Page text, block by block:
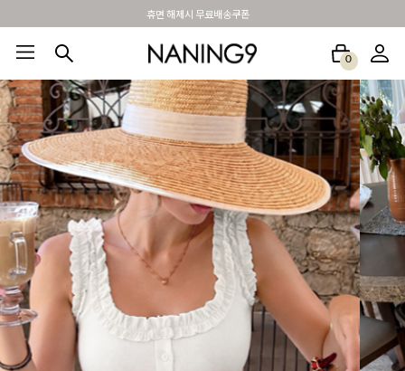
BEST 포토리뷰 - 매주 2명추첨 3만원쿠폰
0
BEST100🤍 NEW5% 베스트재진행 썸머여행룩 아울렛 하객&모임룩